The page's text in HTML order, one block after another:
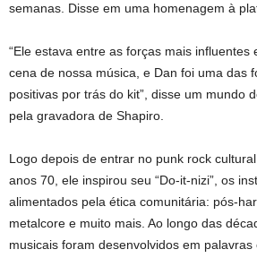
semanas. Disse em uma homenagem à
“Ele estava entre as forças mais influentes
cena de nossa música, e Dan foi uma das
positivas por trás do kit”, disse um mundo
pela gravadora de Shapiro.
Logo depois de entrar no punk rock
anos 70, ele inspirou seu “Do-it-nizi”, os
alimentados pela ética comunitária: pós-
metalcore e muito mais. Ao longo das
musicais foram desenvolvidos em